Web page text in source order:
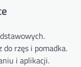
rzęs i pomadka.
i aplikacji.